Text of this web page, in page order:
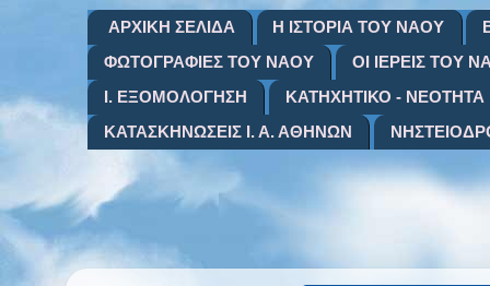
ΑΡΧΙΚΗ ΣΕΛΙΔΑ Η ΙΣΤΟΡΙΑ ΤΟΥ ΝΑΟΥ
ΦΩΤΟΓΡΑΦΙΕΣ ΤΟΥ ΝΑΟΥ
ΟΙ ΙΕΡΕΙΣ ΤΟΥ
Ι. ΕΞΟΜΟΛΟΓΗΣΗ
ΚΑΤΗΧΗΤΙΚΟ - ΝΕΟΤΗΤΑ
ΚΑΤΑΣΚΗΝΩΣΕΙΣ Ι. Α. ΑΘΗΝΩΝ